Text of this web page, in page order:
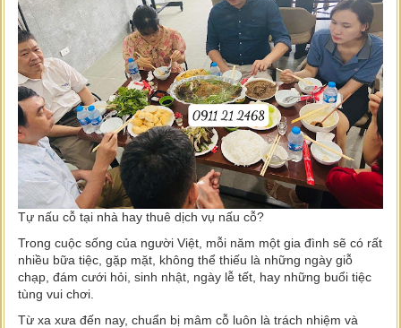
Tự nấu cỗ tại nhà hay thuê dịch vụ nấu cỗ?
Trong cuộc sống của người Việt, mỗi năm một gia đình sẽ có rất
nhiều bữa tiệc, gặp mặt, không thể thiếu là những ngày giỗ
chạp, đám cưới hỏi, sinh nhật, ngày lễ tết, hay những buổi tiệc
tùng vui chơi.
Từ xa xưa đến nay, chuẩn bị mâm cỗ luôn là trách nhiệm và